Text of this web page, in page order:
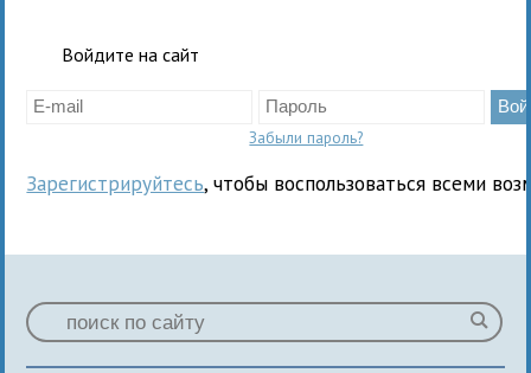
Войдите на сайт
Забыли пароль?
Зарегистрируйтесь, чтобы воспользоваться всеми